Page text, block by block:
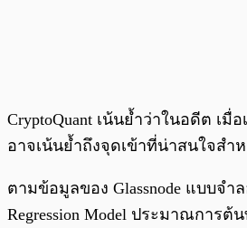
CryptoQuant เน้นย้ำว่าในอดีต เมื่
อาจเน้นย้ำถึงจุดเข้าที่น่าสนใจสำ
ตามข้อมูลของ Glassnode แบบจำ
Regression Model ประมาณการต้